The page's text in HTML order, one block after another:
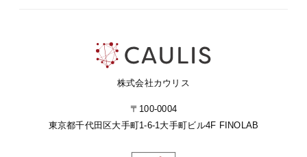
株式会社カウリス
〒100-0004
東京都千代田区大手町1-6-1 大手町ビル4F FINOLAB